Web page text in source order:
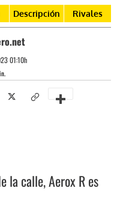
Descripción Rivales
01:10h
la calle, Aerox R es